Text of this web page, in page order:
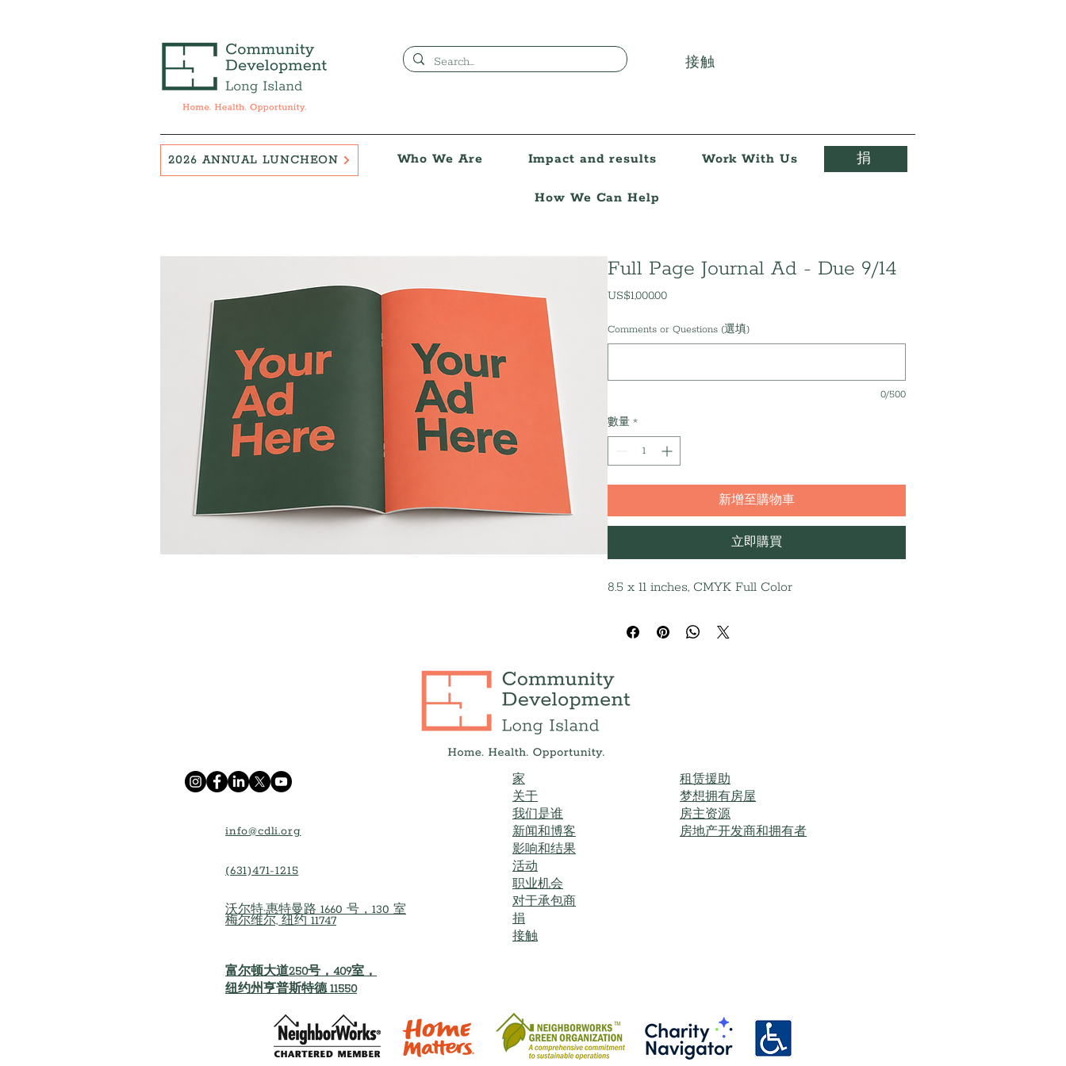
接触
2026 ANNUAL LUNCHEON Who We Are Impact and results Work With Us
How We Can Help
捐
Full Page Journal Ad - Due 9/14
US$1,000.00價
Comments or Questions (選填)
0/500
數量 *
新增至購物車
立即購買
8.5 x 11 inches, CMYK Full Color
info@cdli.org
(631)471-1215
沃尔特·惠特曼路 1660 号，130 室
梅尔维尔, 纽约 11747
富尔顿大道250号，409室，
纽约州亨普斯特德 11550
家
关于
我们是谁
新闻和博客
影响和结果
活动
职业机会
对于承包商
捐
接触
租赁援助
梦想拥有房屋
房主资源
房地产开发商和拥有者